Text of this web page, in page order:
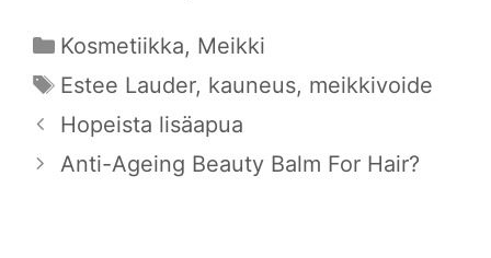
Kategoriat
Kosmetiikka, Meikki
Avainsanat
Estee Lauder, kauneus, meikkivoide
Hopeista lisäapua
Anti-Ageing Beauty Balm For Hair?